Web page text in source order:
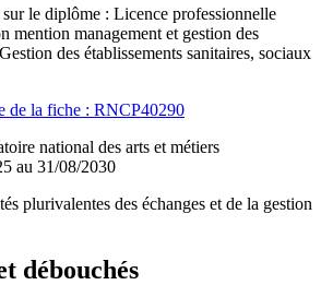
le diplôme : Licence professionnelle
mention management et gestion des
des établissements sanitaires, sociaux
de la fiche : RNCP40290
national des arts et métiers
au 31/08/2030
plurivalentes des échanges et de la gestion
débouchés